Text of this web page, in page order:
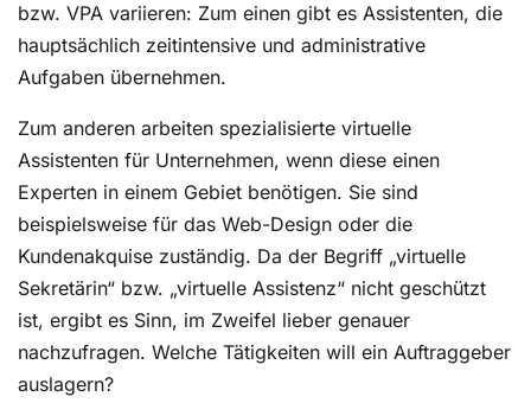
bzw. VPA variieren: Zum einen gibt es Assistenten, die
hauptsächlich zeitintensive und administrative
Aufgaben übernehmen.
Zum anderen arbeiten spezialisierte virtuelle
Assistenten für Unternehmen, wenn diese einen
Experten in einem Gebiet benötigen. Sie sind
beispielsweise für das Web-Design oder die
Kundenakquise zuständig. Da der Begriff „virtuelle
Sekretärin“ bzw. „virtuelle Assistenz“ nicht geschützt
ist, ergibt es Sinn, im Zweifel lieber genauer
nachzufragen. Welche Tätigkeiten will ein Auftraggeber
auslagern?